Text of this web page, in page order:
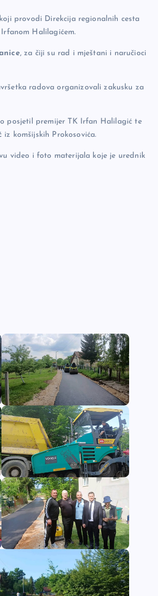
provodi Direkcija regionalnih cesta
Halilagićem.
, za čiji su rad i mještani i naručioci
radova organizovali zakusku za
posjetil premijer TK Irfan Halilagić te
iz komšijskih Prokosovića.
video i foto materijala koje je urednik